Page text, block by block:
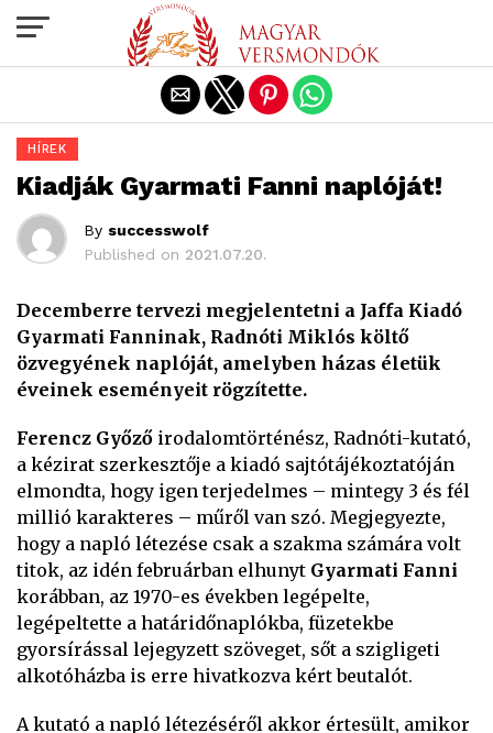
HÍREK
Kiadják Gyarmati Fanni naplóját!
By successwolf
Published on 2021.07.20.
Decemberre tervezi megjelentetni a Jaffa Kiadó
Gyarmati Fanninak, Radnóti Miklós költő
özvegyének naplóját, amelyben házas életük
éveinek eseményeit rögzítette.
Ferencz Győző irodalomtörténész, Radnóti-kutató,
a kézirat szerkesztője a kiadó sajtótájékoztatóján
elmondta, hogy igen terjedelmes – mintegy 3 és fél
millió karakteres – műről van szó. Megjegyezte,
hogy a napló létezése csak a szakma számára volt
titok, az idén februárban elhunyt Gyarmati Fanni
korábban, az 1970-es években legépelte,
legépeltette a határidőnaplókba, füzetekbe
gyorsírással lejegyzett szöveget, sőt a szigligeti
alkotóházba is erre hivatkozva kért beutalót.
A kutató a napló létezéséről akkor értesült, amikor
Exit mobile version